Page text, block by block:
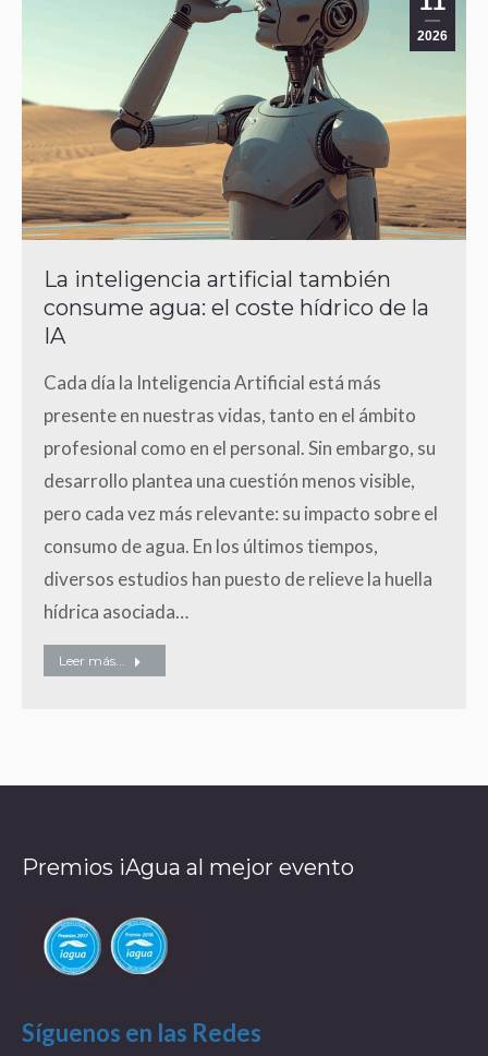
2026
La inteligencia artificial también
consume agua: el coste hídrico de la
IA
Cada día la Inteligencia Artificial está más
presente en nuestras vidas, tanto en el ámbito
profesional como en el personal. Sin embargo, su
desarrollo plantea una cuestión menos visible,
pero cada vez más relevante: su impacto sobre el
consumo de agua. En los últimos tiempos,
diversos estudios han puesto de relieve la huella
hídrica asociada…
Leer más...
Premios iAgua al mejor evento
Síguenos en las Redes